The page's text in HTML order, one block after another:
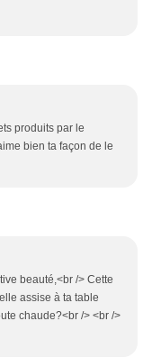
produits par le
bien ta façon de le
beauté,<br /> Cette
assise à ta table
chaude?<br /> <br />